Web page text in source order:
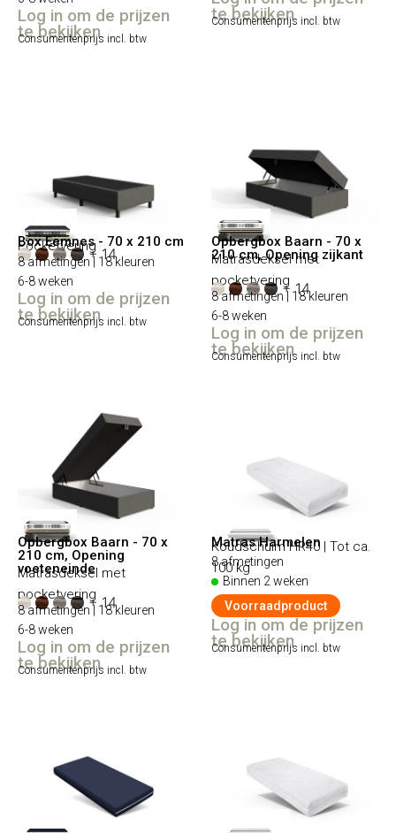
Log in om de prijzen
te bekijken
Consumentenprijs incl. btw
te bekijken
Consumentenprijs incl. btw
Box Eemnes - 70 x 210 cm
Pocketvering+ 14
8 afmetingen | 18 kleuren
6-8 weken
Log in om de prijzen
te bekijken
Consumentenprijs incl. btw
Opbergbox Baarn - 70 x
210 cm, Opening zijkant
Matrasdeksel met
pocketvering+ 14
8 afmetingen | 18 kleuren
6-8 weken
Log in om de prijzen
te bekijken
Consumentenprijs incl. btw
Opbergbox Baarn - 70 x
210 cm, Opening
voeteneinde
Matrasdeksel met
pocketvering+ 14
8 afmetingen | 18 kleuren
6-8 weken
Log in om de prijzen
te bekijken
Consumentenprijs incl. btw
Matras Harmelen
Koudschuim HR40 | Tot ca.
100 kg
8 afmetingen
Binnen 2 weken
Voorraadproduct
Log in om de prijzen
te bekijken
Consumentenprijs incl. btw